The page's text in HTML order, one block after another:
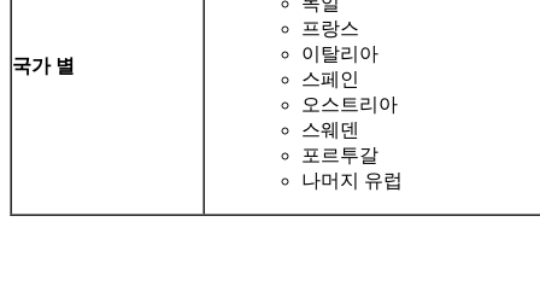
국가 별
프랑스
이탈리아
스페인
오스트리아
스웨덴
포르투갈
나머지 유럽